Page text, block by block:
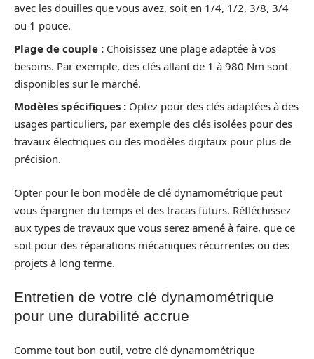
avec les douilles que vous avez, soit en 1/4, 1/2, 3/8, 3/4
ou 1 pouce.
Plage de couple : Choisissez une plage adaptée à vos
besoins. Par exemple, des clés allant de 1 à 980 Nm sont
disponibles sur le marché.
Modèles spécifiques : Optez pour des clés adaptées à des
usages particuliers, par exemple des clés isolées pour des
travaux électriques ou des modèles digitaux pour plus de
précision.
Opter pour le bon modèle de clé dynamométrique peut
vous épargner du temps et des tracas futurs. Réfléchissez
aux types de travaux que vous serez amené à faire, que ce
soit pour des réparations mécaniques récurrentes ou des
projets à long terme.
Entretien de votre clé dynamométrique
pour une durabilité accrue
Comme tout bon outil, votre clé dynamométrique